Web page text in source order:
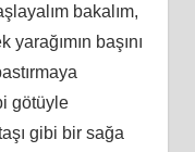
bakalım,
yarağımın başını
götüyle
gibi bir sağa